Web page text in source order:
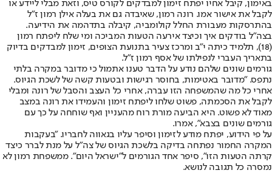
באימון, קיבל אחיו יפתח זימון למבדקים לקורס טיס, וזאת מבלי ליידע או
לקבל את אישור אמו. רונה רמון, שאיבדה גם את בעלה אילן רמון ז"ל
בהתרסקות מעבורת החלל קולומביה, קיבלה בתדהמה את הידיעה.
בצה"ל בודקים איך וכיצד אירעה הטעות המביכה ומי שלח ליפתח רמון
(18), תלמיד כיתה י"ב ומרכז צעיר בתנועת הצופים, זימון למבדקים בדיוק
בתאריך העברי לנפילתו של אסף רמון ז"ל.
גורמים שונים שלהם נודע על הדבר טענו אתמול כי מדובר במקרה בלתי
נתפס. "מדובר באטימות, בחוסר רגישות ובטעות קשה של לשכת הגיוס.
אחרי כל מה שהמשפחה הזו עברה, אחרי כל העצב והסבל של רונה ומבלי
לקבל את הסכמתה, פשוט שלחו ליפתח זימון והעמידו את רונה במצב
מאוד לא פשוט. היא הביעה מורת רוח מהעניין ואף שוחחה על כך עם
גורמים שונים בצבא", אמרו.
על פי הידוע, יפתח מודע לזימון וסיפר עליו בגאווה לחבריו. "בעקבות
המקרה החמור נפתחה בדיקה בלשכת הגיוס של צה"ל על מנת לברר כיצד
קרתה הטעות הזו", סיפר אחד הגורמים ל"ישראל היום". ממשפחת רמון לא
נמסרה כל תגובה לנושא.